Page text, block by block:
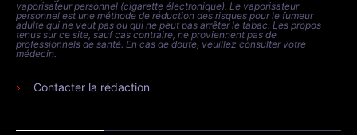
vaporisateur personnel (cigarette électronique). Le vaporisateur
personnel est une méthode de réduction des risques pour le fumeur
adulte qui ne veut pas ou qui ne peut pas arrêter le tabac. Les propos
tenus sur ce site, sauf cas contraire, ne proviennent pas de
professionnels de santé. En cas de doute, veuillez consulter votre
médecin.
Contacter la rédaction